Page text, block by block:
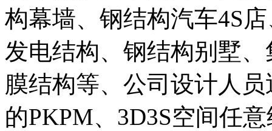
构幕墙、钢结构汽车4S
发电结构、钢结构别墅
膜结构等、公司设计人
的PKPM、3D3S空间任